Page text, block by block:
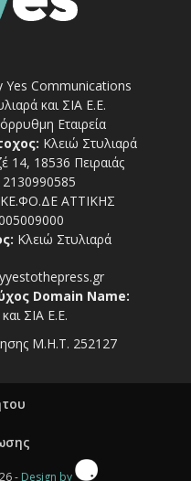
Yes Communications
και ΣΙΑ Ε.Ε.
Εταιρεία
Κλειώ Στυλιαρά
14, 18536 Πειραιάς
ΚΕ.ΦΟ.ΔΕ ΑΤΤΙΚΗΣ
Κλειώ Στυλιαρά
Domain Name:
ΣΙΑ Ε.Ε.
Μ.Η.Τ. 252127
- Design by